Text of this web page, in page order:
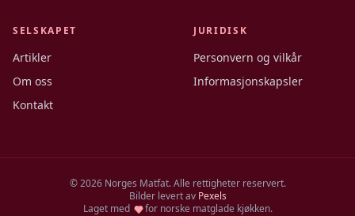
SELSKAPET
Artikler
Om oss
Kontakt
JURIDISK
Personvern og vilkår
Informasjonskapsler
©2026Norges Matfat. Alle rettigheter reservert.
Bilder levert av Pexels
Laget med
for norske matglade kjøkken.